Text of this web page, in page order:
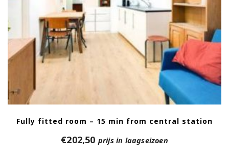
Fully fitted room – 15 min from central station
€202,50 prijs in laagseizoen